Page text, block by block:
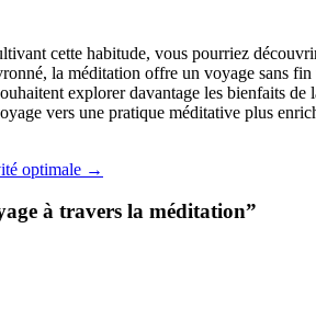
cette habitude, vous pourriez
la méditation offre un voyage sans
explorer davantage les bienfaits de
vers une pratique méditative plus
optimale →
à travers la méditation”